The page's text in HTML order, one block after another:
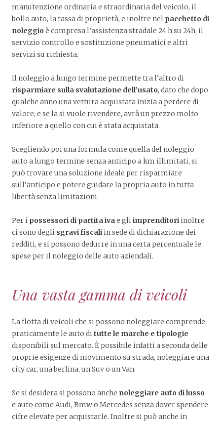
manutenzione ordinaria e straordinaria del veicolo, il
bollo auto, la tassa di proprietà, e inoltre nel pacchetto di
noleggio è compresa l’assistenza stradale 24 h su 24h, il
servizio controllo e sostituzione pneumatici e altri
servizi su richiesta.
Il noleggio a lungo termine permette tra l’altro di
risparmiare sulla svalutazione dell’usato, dato che dopo
qualche anno una vettura acquistata inizia a perdere di
valore, e se la si vuole rivendere, avrà un prezzo molto
inferiore a quello con cui è stata acquistata.
Scegliendo poi una formula come quella del noleggio
auto a lungo termine senza anticipo a km illimitati, si
può trovare una soluzione ideale per risparmiare
sull’anticipo e potere guidare la propria auto in tutta
libertà senza limitazioni.
Per i possessori di partita ivae gliimprenditori inoltre
ci sono degli sgravi fiscali in sede di dichiarazione dei
redditi, e si possono dedurre in una certa percentuale le
spese per il noleggio delle auto aziendali.
Una vasta gamma di veicoli
La flotta di veicoli che si possono noleggiare comprende
praticamente le auto ditutte le marche e tipologie
disponibili sul mercato. È possibile infatti a seconda delle
proprie esigenze di movimento su strada, noleggiare una
city car, una berlina, un Suv o un Van.
Se si desidera si possono anche noleggiare auto di lusso
e auto come Audi, Bmw o Mercedes senza dover spendere
cifre elevate per acquistarle. Inoltre si può anche in